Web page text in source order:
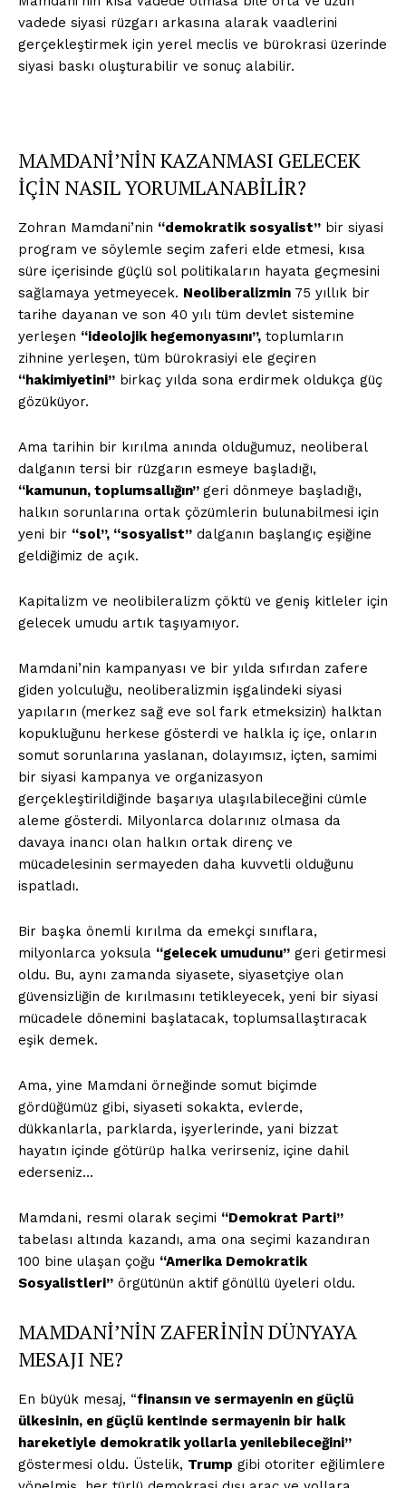
Kurumsal
Gizlilik Politikası
Hesabım
Künye
Planlar
İLGİLİ YAZI : 21. Yüzyılda Sosyalizm Nasıl İşleyebilir?
vadede siyasi rüzgarı arkasına alarak vaadlerini
gerçekleştirmek için yerel meclis ve bürokrasi üzerinde
siyasi baskı oluşturabilir ve sonuç alabilir.
MAMDANİ’NİN KAZANMASI GELECEK
İÇİN NASIL YORUMLANABİLİR?
Zohran Mamdani’nin “demokratik sosyalist” bir siyasi
program ve söylemle seçim zaferi elde etmesi, kısa
süre içerisinde güçlü sol politikaların hayata geçmesini
sağlamaya yetmeyecek. Neoliberalizmin 75 yıllık bir
tarihe dayanan ve son 40 yılı tüm devlet sistemine
yerleşen “ideolojik hegemonyasını”, toplumların
zihnine yerleşen, tüm bürokrasiyi ele geçiren
“hakimiyetini” birkaç yılda sona erdirmek oldukça güç
gözüküyor.
Ama tarihin bir kırılma anında olduğumuz, neoliberal
dalganın tersi bir rüzgarın esmeye başladığı,
“kamunun, toplumsallığın” geri dönmeye başladığı,
halkın sorunlarına ortak çözümlerin bulunabilmesi için
yeni bir “sol”, “sosyalist” dalganın başlangıç eşiğine
geldiğimiz de açık.
Kapitalizm ve neolibileralizm çöktü ve geniş kitleler için
gelecek umudu artık taşıyamıyor.
Mamdani’nin kampanyası ve bir yılda sıfırdan zafere
giden yolculuğu, neoliberalizmin işgalindeki siyasi
yapıların (merkez sağ eve sol fark etmeksizin) halktan
kopukluğunu herkese gösterdi ve halkla iç içe, onların
somut sorunlarına yaslanan, dolayımsız, içten, samimi
bir siyasi kampanya ve organizasyon
gerçekleştirildiğinde başarıya ulaşılabileceğini cümle
aleme gösterdi. Milyonlarca dolarınız olmasa da
davaya inancı olan halkın ortak direnç ve
mücadelesinin sermayeden daha kuvvetli olduğunu
ispatladı.
Bir başka önemli kırılma da emekçi sınıflara,
milyonlarca yoksula “gelecek umudunu” geri getirmesi
oldu. Bu, aynı zamanda siyasete, siyasetçiye olan
güvensizliğin de kırılmasını tetikleyecek, yeni bir siyasi
mücadele dönemini başlatacak, toplumsallaştıracak
eşik demek.
Ama, yine Mamdani örneğinde somut biçimde
gördüğümüz gibi, siyaseti sokakta, evlerde,
dükkanlarla, parklarda, işyerlerinde, yani bizzat
hayatın içinde götürüp halka verirseniz, içine dahil
ederseniz…
Mamdani, resmi olarak seçimi “Demokrat Parti”
tabelası altında kazandı, ama ona seçimi kazandıran
100 bine ulaşan çoğu “Amerika Demokratik
Sosyalistleri” örgütünün aktif gönüllü üyeleri oldu.
MAMDANİ’NİN ZAFERİNİN DÜNYAYA
MESAJI NE?
En büyük mesaj, “finansın ve sermayenin en güçlü
ülkesinin, en güçlü kentinde sermayenin bir halk
hareketiyle demokratik yollarla yenilebileceğini”
göstermesi oldu. Üstelik, Trump gibi otoriter eğilimlere